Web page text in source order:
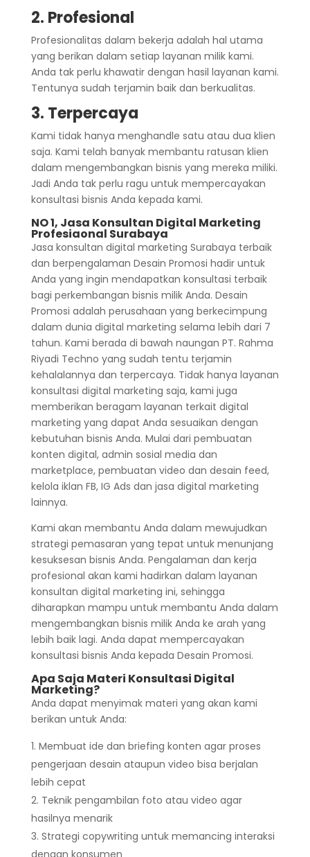
2. Profesional
Profesionalitas dalam bekerja adalah hal utama
yang berikan dalam setiap layanan milik kami.
Anda tak perlu khawatir dengan hasil layanan kami.
Tentunya sudah terjamin baik dan berkualitas.
3. Terpercaya
Kami tidak hanya menghandle satu atau dua klien
saja. Kami telah banyak membantu ratusan klien
dalam mengembangkan bisnis yang mereka miliki.
Jadi Anda tak perlu ragu untuk mempercayakan
konsultasi bisnis Anda kepada kami.
NO 1, Jasa Konsultan Digital Marketing
Profesiaonal Surabaya
Jasa konsultan digital marketing Surabaya terbaik
dan berpengalaman Desain Promosi hadir untuk
Anda yang ingin mendapatkan konsultasi terbaik
bagi perkembangan bisnis milik Anda. Desain
Promosi adalah perusahaan yang berkecimpung
dalam dunia digital marketing selama lebih dari 7
tahun. Kami berada di bawah naungan PT. Rahma
Riyadi Techno yang sudah tentu terjamin
kehalalannya dan terpercaya. Tidak hanya layanan
konsultasi digital marketing saja, kami juga
memberikan beragam layanan terkait digital
marketing yang dapat Anda sesuaikan dengan
kebutuhan bisnis Anda. Mulai dari pembuatan
konten digital, admin sosial media dan
marketplace, pembuatan video dan desain feed,
kelola iklan FB, IG Ads dan jasa digital marketing
lainnya.
Kami akan membantu Anda dalam mewujudkan
strategi pemasaran yang tepat untuk menunjang
kesuksesan bisnis Anda. Pengalaman dan kerja
profesional akan kami hadirkan dalam layanan
konsultan digital marketing ini, sehingga
diharapkan mampu untuk membantu Anda dalam
mengembangkan bisnis milik Anda ke arah yang
lebih baik lagi. Anda dapat mempercayakan
konsultasi bisnis Anda kepada Desain Promosi.
Apa Saja Materi Konsultasi Digital
Marketing?
Anda dapat menyimak materi yang akan kami
berikan untuk Anda:
Membuat ide dan briefing konten agar proses
pengerjaan desain ataupun video bisa berjalan
lebih cepat
Teknik pengambilan foto atau video agar
hasilnya menarik
Strategi copywriting untuk memancing interaksi
dengan konsumen